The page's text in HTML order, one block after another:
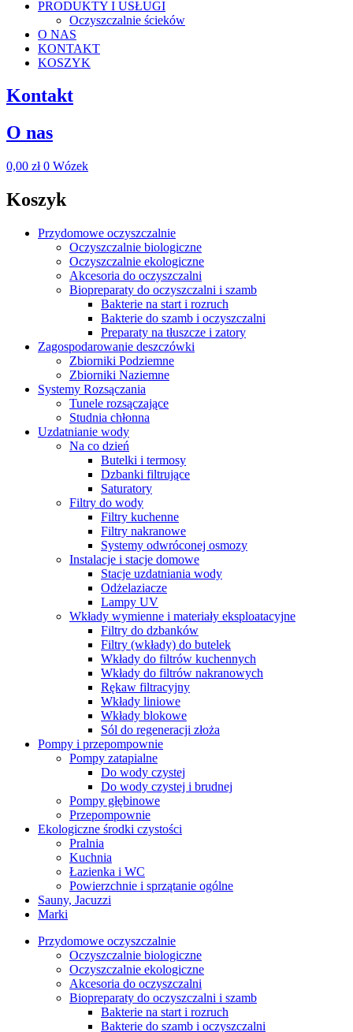
PRODUKTY I USŁUGI
Oczyszczalnie ścieków
O NAS
KONTAKT
KOSZYK
Kontakt
O nas
0,00 zł 0 Wózek
Koszyk
Przydomowe oczyszczalnie
Oczyszczalnie biologiczne
Oczyszczalnie ekologiczne
Akcesoria do oczyszczalni
Biopreparaty do oczyszczalni i szamb
Bakterie na start i rozruch
Bakterie do szamb i oczyszczalni
Preparaty na tłuszcze i zatory
Zagospodarowanie deszczówki
Zbiorniki Podziemne
Zbiorniki Naziemne
Systemy Rozsączania
Tunele rozsączające
Studnia chłonna
Uzdatnianie wody
Na co dzień
Butelki i termosy
Dzbanki filtrujące
Saturatory
Filtry do wody
Filtry kuchenne
Filtry nakranowe
Systemy odwróconej osmozy
Instalacje i stacje domowe
Stacje uzdatniania wody
Odżelaziacze
Lampy UV
Wkłady wymienne i materiały eksploatacyjne
Filtry do dzbanków
Filtry (wkłady) do butelek
Wkłady do filtrów kuchennych
Wkłady do filtrów nakranowych
Rękaw filtracyjny
Wkłady liniowe
Wkłady blokowe
Sól do regeneracji złoża
Pompy i przepompownie
Pompy zatapialne
Do wody czystej
Do wody czystej i brudnej
Pompy głębinowe
Przepompownie
Ekologiczne środki czystości
Pralnia
Kuchnia
Łazienka i WC
Powierzchnie i sprzątanie ogólne
Sauny, Jacuzzi
Marki
Przydomowe oczyszczalnie
Oczyszczalnie biologiczne
Oczyszczalnie ekologiczne
Akcesoria do oczyszczalni
Biopreparaty do oczyszczalni i szamb
Bakterie na start i rozruch
Bakterie do szamb i oczyszczalni